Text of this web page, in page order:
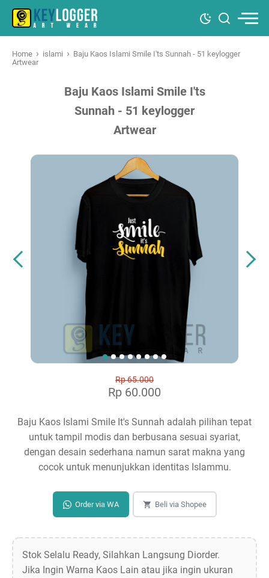
Home › islami › Baju Kaos Islami Smile I'ts Sunnah - 51 keylogger
Artwear
Baju Kaos Islami Smile I'ts
Sunnah - 51 keylogger
Artwear
Rp 65.000
Rp 60.000
Baju Kaos Islami Smile It's Sunnah adalah pilihan tepat
untuk tampil modis dan berbusana sesuai syariat,
dengan desain sederhana namun sarat makna yang
cocok untuk menunjukkan identitas Islammu.
Order via WA Beli via Shopee
Stok Selalu Ready, Silahkan Langsung Diorder.
Jika Ingin Warna Kaos Lain atau jika ingin ukuran